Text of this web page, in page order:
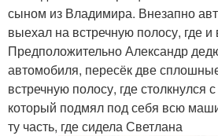
сыном из Владимира. Внезапно
выехал на встречную полосу, где и
Предположительно Александр
автомобиля, пересёк две
встречную полосу, где столкнулся
который подмял под себя всю
ту часть, где сидела Светлана